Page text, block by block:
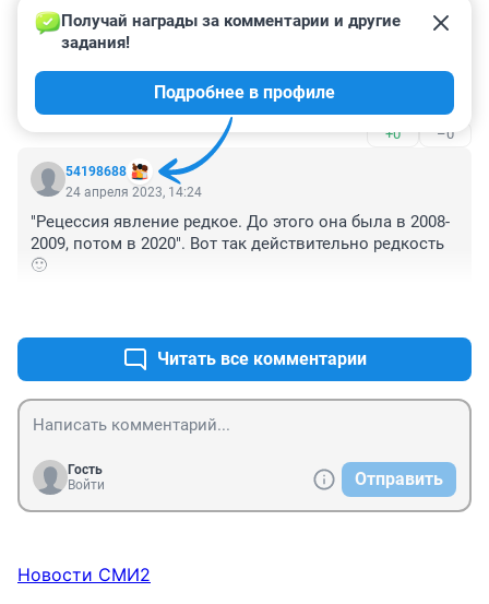
Гость
24 апреля 2023, 17:09
Пропагадна уже 20 лет ждет краха доллара: а он все
падает, с 6 рублей до 23 потом 33 потом 60 теперь 83...
+0 –0
54198688
Получай награды за комментарии и другие
задания!
Подробнее в профиле
24 апреля 2023, 14:24
"Рецессия явление редкое. До этого она была в 2008-
2009, потом в 2020". Вот так действительно редкость
🙂
Читать все комментарии
Гость
Войти
Отправить
Новости СМИ2